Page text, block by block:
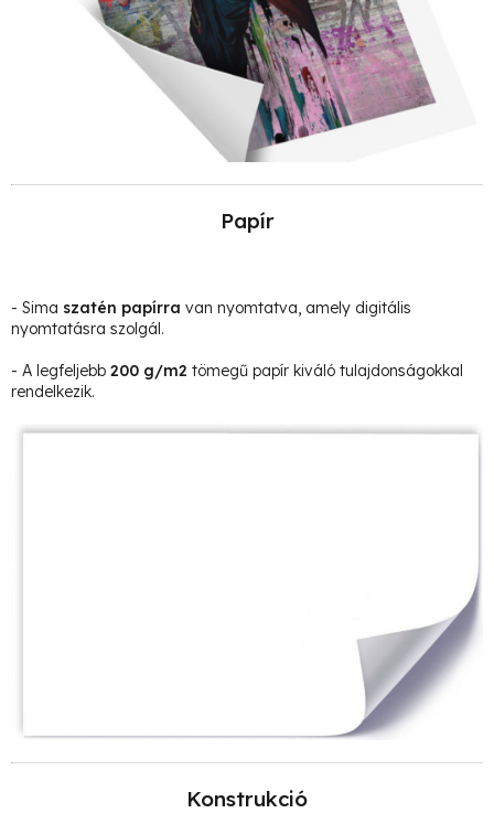
Papír
- Sima szatén papírra van nyomtatva, amely digitális
nyomtatásra szolgál.
- A legfeljebb 200 g/m2 tömegű papír kiváló tulajdonságokkal
rendelkezik.
Konstrukció